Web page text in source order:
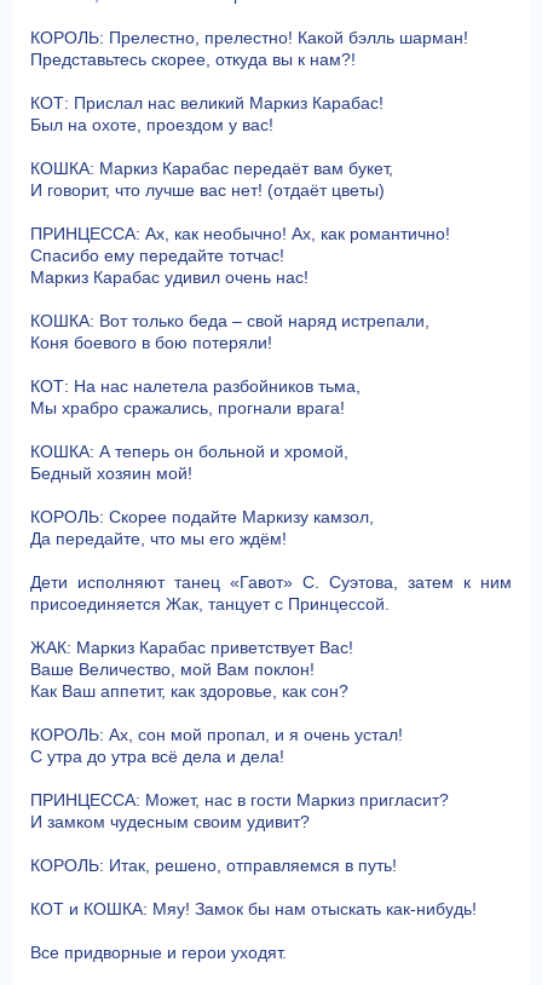
КОРОЛЬ: Прелестно, прелестно! Какой бэлль шарман!
Представьтесь скорее, откуда вы к нам?!
КОТ: Прислал нас великий Маркиз Карабас!
Был на охоте, проездом у вас!
КОШКА: Маркиз Карабас передаёт вам букет,
И говорит, что лучше вас нет! (отдаёт цветы)
ПРИНЦЕССА: Ах, как необычно! Ах, как романтично!
Спасибо ему передайте тотчас!
Маркиз Карабас удивил очень нас!
КОШКА: Вот только беда – свой наряд истрепали,
Коня боевого в бою потеряли!
КОТ: На нас налетела разбойников тьма,
Мы храбро сражались, прогнали врага!
КОШКА: А теперь он больной и хромой,
Бедный хозяин мой!
КОРОЛЬ: Скорее подайте Маркизу камзол,
Да передайте, что мы его ждём!
Дети исполняют танец «Гавот» С. Суэтова, затем к ним
присоединяется Жак, танцует с Принцессой.
ЖАК: Маркиз Карабас приветствует Вас!
Ваше Величество, мой Вам поклон!
Как Ваш аппетит, как здоровье, как сон?
КОРОЛЬ: Ах, сон мой пропал, и я очень устал!
С утра до утра всё дела и дела!
ПРИНЦЕССА: Может, нас в гости Маркиз пригласит?
И замком чудесным своим удивит?
КОРОЛЬ: Итак, решено, отправляемся в путь!
КОТ и КОШКА: Мяу! Замок бы нам отыскать как-нибудь!
Все придворные и герои уходят.